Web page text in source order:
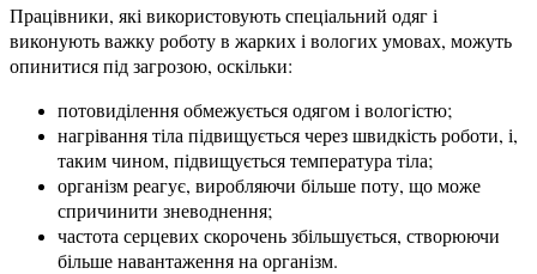
Працівники, які використовують спеціальний одяг і
виконують важку роботу в жарких і вологих умовах, можуть
опинитися під загрозою, оскільки:
потовиділення обмежується одягом і вологістю;
нагрівання тіла підвищується через швидкість роботи, і,
таким чином, підвищується температура тіла;
організм реагує, виробляючи більше поту, що може
спричинити зневоднення;
частота серцевих скорочень збільшується, створюючи
більше навантаження на організм.